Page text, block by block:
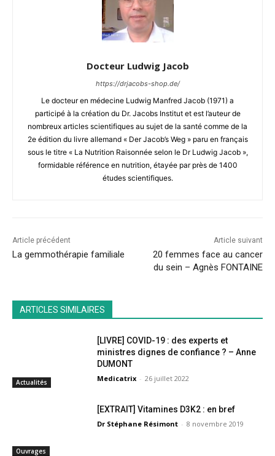
Docteur Ludwig Jacob
https://drjacobs-shop.de/
Le docteur en médecine Ludwig Manfred Jacob (1971) a
participé à la création du Dr. Jacobs Institut et est l’auteur de
nombreux articles scientifiques au sujet de la santé comme de la
2e édition du livre allemand « Der Jacob’s Weg » paru en français
sous le titre « La Nutrition Raisonnée selon le Dr Ludwig Jacob »,
formidable référence en nutrition, étayée par près de 1400
études scientifiques.
Article précédent
La gemmothérapie familiale
Article suivant
20 femmes face au cancer
du sein – Agnès FONTAINE
ARTICLES SIMILAIRES
Actualités
[LIVRE] COVID-19 : des experts et
ministres dignes de confiance ? – Anne
DUMONT
Medicatrix - 26 juillet 2022
Ouvrages
[EXTRAIT] Vitamines D3K2 : en bref
Dr Stéphane Résimont - 8 novembre 2019